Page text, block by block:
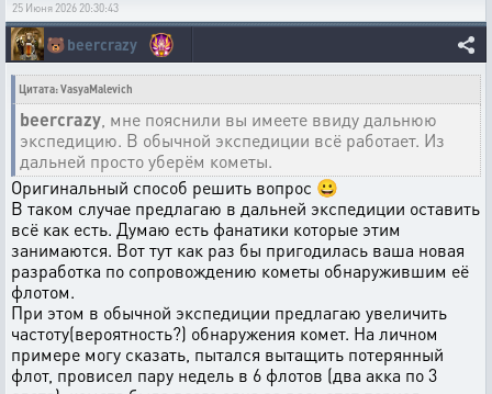
25 Июня 2026 20:30:43
🐻beercrazy
Цитата: VasyaMalevich
beercrazy , мне пояснили вы имеете ввиду дальнюю
экспедицию. В обычной экспедиции всё работает. Из
дальней просто уберём кометы.
Оригинальный способ решить вопрос 😀
В таком случае предлагаю в дальней экспедиции оставить
всё как есть. Думаю есть фанатики которые этим
занимаются. Вот тут как раз бы пригодилась ваша новая
разработка по сопровождению кометы обнаружившим её
флотом.
При этом в обычной экспедиции предлагаю увеличить
частоту(вероятность?) обнаружения комет. На личном
примере могу сказать, пытался вытащить потерянный
флот, провисел пару недель в 6 флотов (два акка по 3